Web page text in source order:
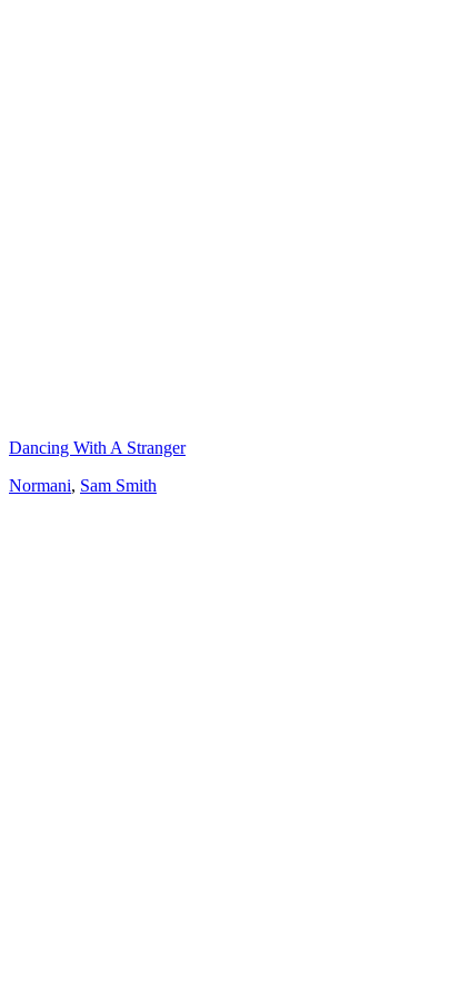
Dancing With A Stranger
Normani, Sam Smith